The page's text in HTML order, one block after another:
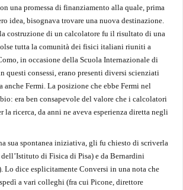
una promessa di finanziamento alla quale, prima
idea, bisognava trovare una nuova destinazione.
costruzione di un calcolatore fu il risultato di una
tutta la comunità dei fisici italiani riuniti a
in occasione della Scuola Internazionale di
questi consessi, erano presenti diversi scienziati
anche Fermi. La posizione che ebbe Fermi nel
era ben consapevole del valore che i calcolatori
la ricerca, da anni ne aveva esperienza diretta negli
sua spontanea iniziativa, gli fu chiesto di scriverla
di Fisica di Pisa) e da Bernardini
Lo dice esplicitamente Conversi in una nota che
a vari colleghi (fra cui Picone, direttore